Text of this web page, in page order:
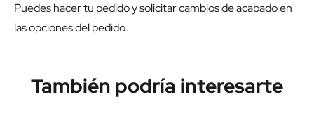
Puedes hacer tu pedido y solicitar cambios de acabado en
las opciones del pedido.
También podría interesarte